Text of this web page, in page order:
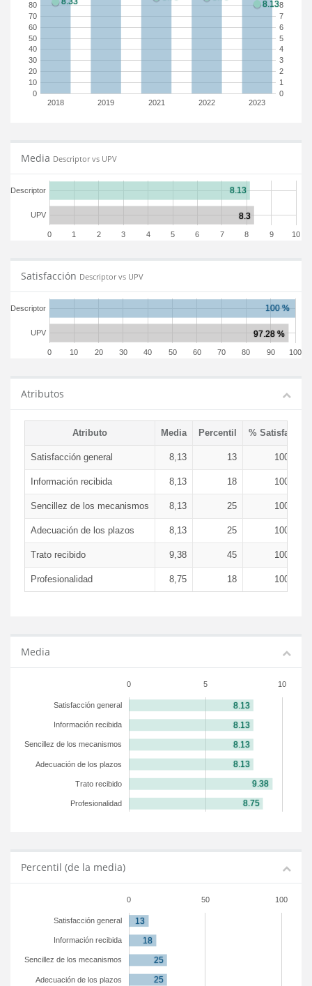
2018 2019 2021 2022 2023
0
10
20
30
40
50
60
70
80
0
1
2
3
4
5
6
7
8
Media Descriptor vs UPV
0 1 2 3 4 5 6 7 8 9 10
UPV
Descriptor
Satisfacción Descriptor vs UPV
0 10 20 30 40 50 60 70 80 90 100
UPV
Descriptor
Atributos
Atributo Media Percentil % Satisfacción
Satisfacción general 8,13 13 100,00 %
Información recibida 8,13 18 100,00 %
Sencillez de los mecanismos 8,13 25 100,00 %
Adecuación de los plazos 8,13 25 100,00 %
Trato recibido 9,38 45 100,00 %
Profesionalidad 8,75 18 100,00 %
Media
0 5 10
Satisfacción general
Información recibida
Sencillez de los mecanismos
Adecuación de los plazos
Trato recibido
Profesionalidad
Percentil (de la media)
0 50 100
Satisfacción general
Información recibida
Sencillez de los mecanismos
Adecuación de los plazos